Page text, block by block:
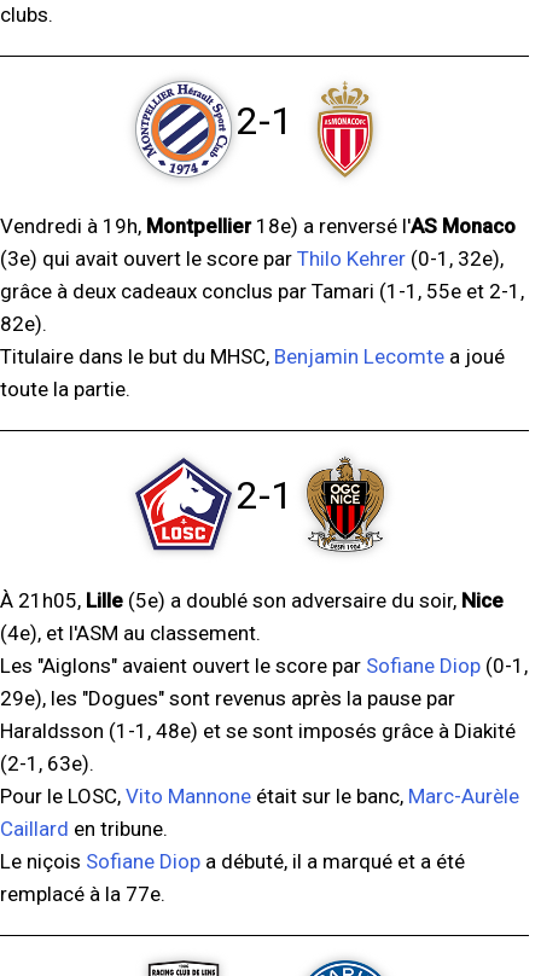
clubs.
2-1
Vendredi à 19h, Montpellier18e) a renversé l'AS Monaco
(3e) qui avait ouvert le score par Thilo Kehrer (0-1, 32e),
grâce à deux cadeaux conclus par Tamari (1-1, 55e et 2-1,
82e).
Titulaire dans le but du MHSC, Benjamin Lecomte a joué
toute la partie.
2-1
À 21h05, Lille (5e) a doublé son adversaire du soir, Nice
(4e), et l'ASM au classement.
Les "Aiglons" avaient ouvert le score par Sofiane Diop (0-1,
29e), les "Dogues" sont revenus après la pause par
Haraldsson (1-1, 48e) et se sont imposés grâce à Diakité
(2-1, 63e).
Pour le LOSC, Vito Mannone était sur le banc, Marc-Aurèle
Caillard en tribune.
Le niçois Sofiane Diop a débuté, il a marqué et a été
remplacé à la 77e.